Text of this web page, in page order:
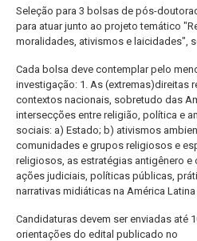
Seleção para 3 bolsas de pós-
para atuar junto ao projeto temático
moralidades, ativismos e laicidades",
Cada bolsa deve contemplar pelo
investigação: 1. As (extremas)direitas
contextos nacionais, sobretudo das
intersecções entre religião, política e
sociais: a) Estado; b) ativismos
comunidades e grupos religiosos e
religiosos, as estratégias antigênero
ações judiciais, políticas públicas,
narrativas midiáticas na América Latina
Candidaturas devem ser enviadas até
orientações do edital publicado no